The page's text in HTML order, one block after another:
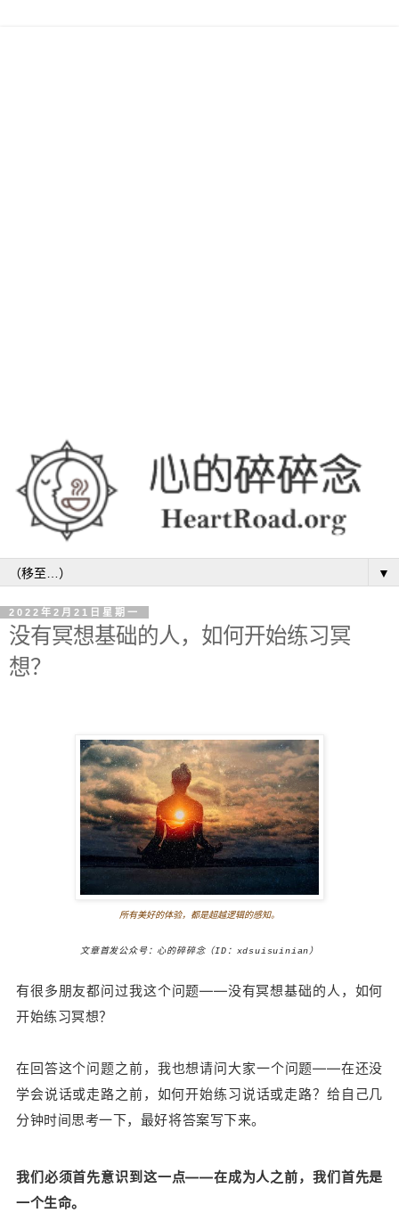
▼
2022年2月21日星期一
没有冥想基础的人，如何开始练习冥
想？
所有美好的体验，都是超越逻辑的感知。
文章首发公众号：心的碎碎念（ID：xdsuisuinian）
有很多朋友都问过我这个问题——没有冥想基础的人，如何
开始练习冥想？
在回答这个问题之前，我也想请问大家一个问题——在还没
学会说话或走路之前，如何开始练习说话或走路？给自己几
分钟时间思考一下，最好将答案写下来。
我们必须首先意识到这一点——在成为人之前，我们首先是
一个生命。